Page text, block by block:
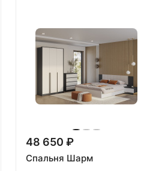
48 650 ₽
Спальня Шарм